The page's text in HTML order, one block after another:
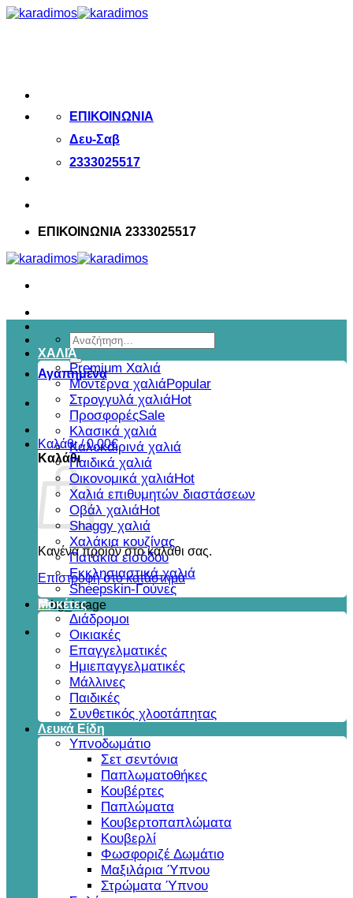
Μετάβαση
ΕΠΙΚΟΙΝΩΝΙΑ
Δευ-Σαβ
2333025517
ΕΠΙΚΟΙΝΩΝΙΑ 2333025517
Αναζήτηση
για:
Αγαπημένα
Καλάθι /0,00€
Καλάθι
Κανένα προϊόν στο καλάθι σας.
Επιστροφή στο κατάστημα
ΧΑΛΙΆ
Premium Χαλιά
Μοντέρνα χαλιά
Στρογγυλά χαλιά
Προσφορές
Κλασικά χαλιά
Καλοκαιρινά χαλιά
Παιδικά χαλιά
Οικονομικά χαλιά
Χαλιά επιθυμητών διαστάσεων
Οβάλ χαλιά
Shaggy χαλιά
Χαλάκια κουζίνας
Πατάκια εισόδου
Εκκλησιαστικά χαλιά
Sheepskin-Γούνες
Μοκέτες
Διάδρομοι
Οικιακές
Επαγγελματικές
Ημιεπαγγελματικές
Μάλλινες
Παιδικές
Συνθετικός χλοοτάπητας
Λευκά Είδη
Υπνοδωμάτιο
Σετ σεντόνια
Παπλωματοθήκες
Κουβέρτες
Παπλώματα
Κουβερτοπαπλώματα
Κουβερλί
Φωσφοριζέ Δωμάτιο
Μαξιλάρια Ύπνου
Στρώματα Ύπνου